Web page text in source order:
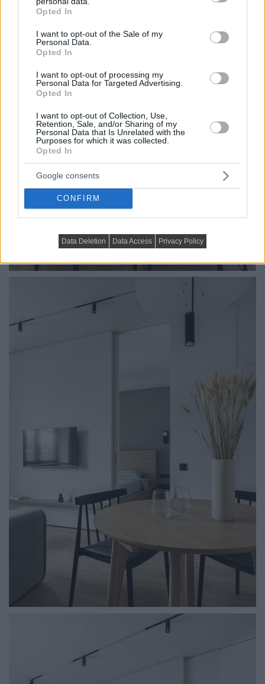
grant or deny consent to Google and its third-party tags to
use your data for below specified purposes in below Google
consent section.
Opted In
I want to opt-out of the Sale of my
Personal Data.
Opted In
I want to opt-out of processing my
Personal Data for Targeted Advertising.
Opted In
I want to opt-out of Collection, Use,
Retention, Sale, and/or Sharing of my
Personal Data that Is Unrelated with the
Purposes for which it was collected.
Opted In
Google consents
CONFIRM
Data Deletion Data Access Privacy Policy